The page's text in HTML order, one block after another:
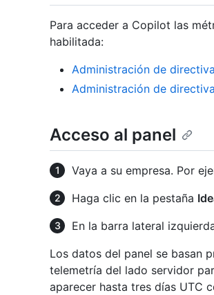
Para acceder a Copilot las
habilitada:
Administración de
Administración de
Acceso al panel
Vaya a su empresa. Por
Haga clic en la pestaña
En la barra lateral
Los datos del panel se basan
telemetría del lado servidor
aparecer hasta tres días UTC